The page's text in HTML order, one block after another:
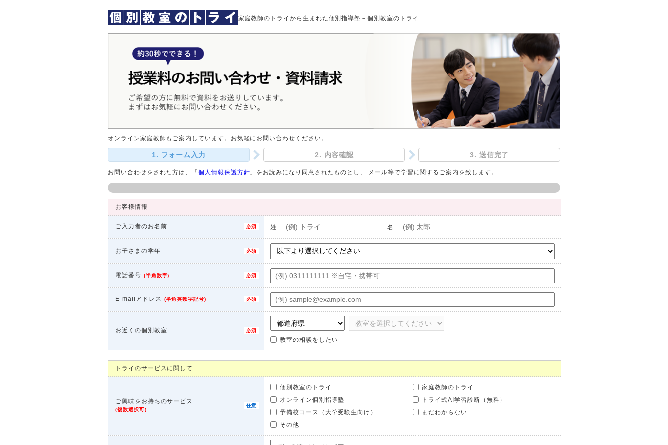
家庭教師のトライから生まれた個別指導塾－個別教室のトライ
オンライン家庭教師もご案内しています。お気軽にお問い合わせください。
1. フォーム入力 2. 内容確認 3. 送信完了
お問い合わせをされた方は、「個人情報保護方針 」をお読みになり同意されたものとし、 メール等で学習に関するご案内を致します。
お客様情報
ご入力者のお名前 姓 名
お子さまの学年
電話番号 (半角数字)
E-mailアドレス (半角英数字記号)
お近くの個別教室
教室の相談をしたい
トライのサービスに関して
ご興味をお持ちのサービス
(複数選択可)
個別教室のトライ
家庭教師のトライ
オンライン個別指導塾
トライ式AI学習診断（無料）
予備校コース（大学受験生向け）
まだわからない
その他